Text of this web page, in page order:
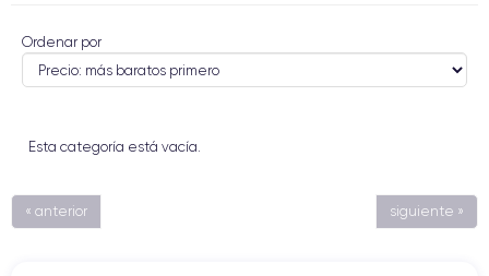
Ordenar por
Esta categoría está vacía.
« anterior siguiente »